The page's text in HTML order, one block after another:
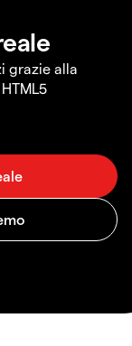
grazie alla